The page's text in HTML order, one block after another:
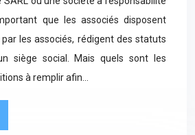
que les associés disposent
par les associés, rédigent des statuts
siège social. Mais quels sont les
à remplir afin…